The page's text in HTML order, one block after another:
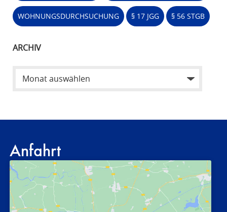
WOHNUNGSDURCHSUCHUNG § 17 JGG § 56 STGB
ARCHIV
Anfahrt